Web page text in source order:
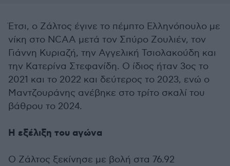
Έτσι, ο Ζάλτος έγινε το πέμπτο Ελληνόπουλο με
νίκη στο NCAA μετά τον Σπύρο Ζουλιέν, τον
Γιάννη Κυριαζή, την Αγγελική Τσιολακούδη και
την Κατερίνα Στεφανίδη. Ο ίδιος ήταν 3ος το
2021 και το 2022 και δεύτερος το 2023, ενώ ο
Μαντζουράνης ανέβηκε στο τρίτο σκαλί του
βάθρου το 2024.
Η εξέλιξη του αγώνα
Ο Ζάλτος ξεκίνησε με βολή στα 76.92